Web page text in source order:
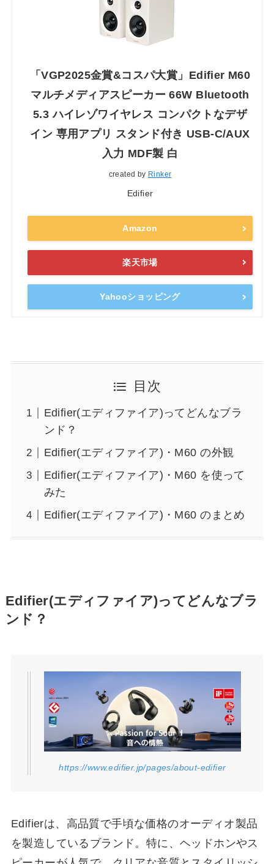
「VGP2025金賞&コスパ大賞」Edifier M60
マルチメディアスピーカー 66W Bluetooth
5.3 ハイレゾワイヤレス コンパクトなデザ
イン 専用アプリ スタンド付き USB-C/AUX
入力 MDF製 白
created by Rinker
Edifier
Amazon
楽天市場
Yahooショッピング
目次
Edifier(エディファイア)ってどんなブラ
ンド？
Edifier(エディファイア)・M60 の外観
Edifier(エディファイア)・M60 を使って
みた
Edifier(エディファイア)・M60 のまとめ
Edifier(エディファイア)ってどんなブラ
ンド？
https://www.edifier.jp/pages/about-edifier
Edifierは、高品質で手頃な価格のオーディオ製品
を製造しているブランド。特に、ヘッドホンやス